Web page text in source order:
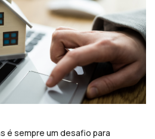
é sempre um desafio para